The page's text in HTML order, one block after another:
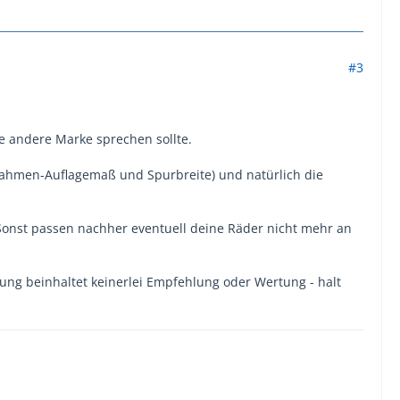
#3
andere Marke sprechen sollte.
Auflagemaß und Spurbreite) und natürlich die
passen nachher eventuell deine Räder nicht mehr an
beinhaltet keinerlei Empfehlung oder Wertung - halt